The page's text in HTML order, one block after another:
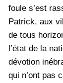
foule s’est
Patrick, aux
de tous
l’état de la
dévotion
qui n’ont pas